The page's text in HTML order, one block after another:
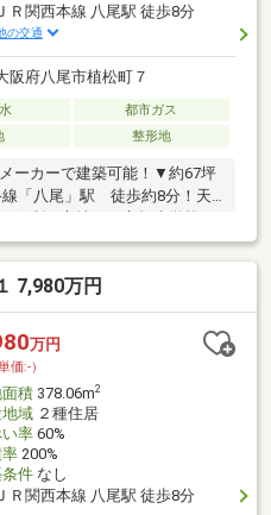
ＪＲ関西本線 八尾駅 徒歩8分
の交通
阪府八尾市植松町７
都市ガス
整形地
ーカーで建築可能！▼約67坪
「八尾」駅 徒歩約8分！天
便利な立地！▼永畑小学校ま
！▼徒歩圏内にお買い物施設充
徒歩約3分スーパーサンコー
マート東太子1丁目店 徒歩
目店 徒歩約8分ドラッグセ
家詳細】木造瓦・亜鉛メッキ
米※南側道路調査中※私道負担
7,980万円
万円
価:-）
積378.06m2
域２種住居
率60%
200%
件なし
ＪＲ関西本線 八尾駅 徒歩8分